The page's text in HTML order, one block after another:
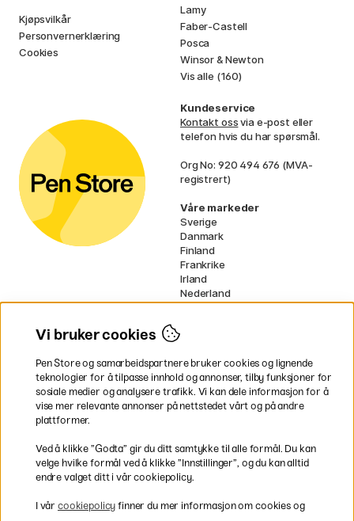
Kjøpsvilkår
Personvernerklæring
Cookies
Lamy
Faber-Castell
Posca
Winsor & Newton
Vis alle (160)
Kundeservice
Kontakt ossvia e-post eller
telefon hvis du har spørsmål.
Org No: 920 494 676 (MVA-
registrert)
Våre markeder
Sverige
Danmark
Finland
Frankrike
Irland
Nederland
Tyskland
* Spesifikkefraktvilkårgjelder for
voluminøse varer.
Rask og smidig levering
Vi bruker cookies
Pen Store og samarbeidspartnere bruker cookies og lignende
teknologier for å tilpasse innhold og annonser, tilby funksjoner for
sosiale medier og analysere trafikk. Vi kan dele informasjon for å
vise mer relevante annonser på nettstedet vårt og på andre
plattformer.
Ved å klikke ”Godta” gir du ditt samtykke til alle formål. Du kan
velge hvilke formål ved å klikke ”Innstillinger”, og du kan alltid
endre valget ditt i vår cookiepolicy.
I vår cookiepolicy finner du mer informasjon om cookies og